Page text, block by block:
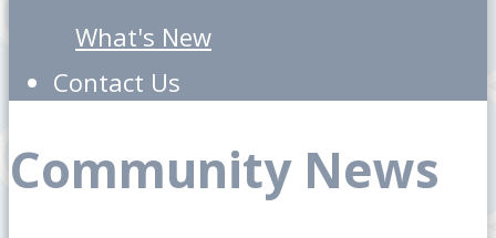
What's New
Contact Us
Community News